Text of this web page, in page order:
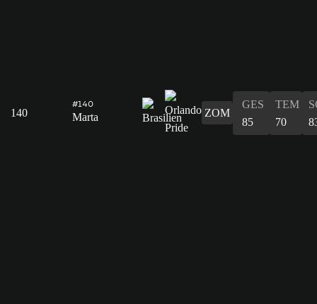
140
#140
Marta ZOM
GES
85
TEM
70